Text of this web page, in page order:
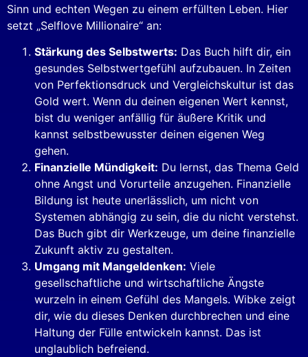
Sinn und echten Wegen zu einem erfüllten Leben. Hier
setzt „Selflove Millionaire“ an:
Stärkung des Selbstwerts: Das Buch hilft dir, ein
gesundes Selbstwertgefühl aufzubauen. In Zeiten
von Perfektionsdruck und Vergleichskultur ist das
Gold wert. Wenn du deinen eigenen Wert kennst,
bist du weniger anfällig für äußere Kritik und
kannst selbstbewusster deinen eigenen Weg
gehen.
Finanzielle Mündigkeit: Du lernst, das Thema Geld
ohne Angst und Vorurteile anzugehen. Finanzielle
Bildung ist heute unerlässlich, um nicht von
Systemen abhängig zu sein, die du nicht verstehst.
Das Buch gibt dir Werkzeuge, um deine finanzielle
Zukunft aktiv zu gestalten.
Umgang mit Mangeldenken: Viele
gesellschaftliche und wirtschaftliche Ängste
wurzeln in einem Gefühl des Mangels. Wibke zeigt
dir, wie du dieses Denken durchbrechen und eine
Haltung der Fülle entwickeln kannst. Das ist
unglaublich befreiend.